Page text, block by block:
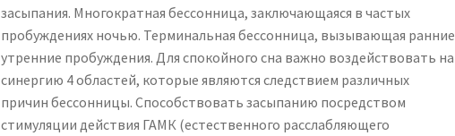
засыпания. Многократная бессонница, заключающаяся в частых
пробуждениях ночью. Терминальная бессонница, вызывающая ранние
утренние пробуждения. Для спокойного сна важно воздействовать на
синергию 4 областей, которые являются следствием различных
причин бессонницы. Способствовать засыпанию посредством
стимуляции действия ГАМК (естественного расслабляющего